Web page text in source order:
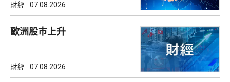
財經 07.08.2026
歐洲股巿上升
財經 07.08.2026